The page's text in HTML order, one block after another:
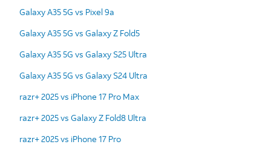
Galaxy A35 5G vs Pixel 9a
Galaxy A35 5G vs Galaxy Z Fold5
Galaxy A35 5G vs Galaxy S25 Ultra
Galaxy A35 5G vs Galaxy S24 Ultra
razr+ 2025 vs iPhone 17 Pro Max
razr+ 2025 vs Galaxy Z Fold8 Ultra
razr+ 2025 vs iPhone 17 Pro